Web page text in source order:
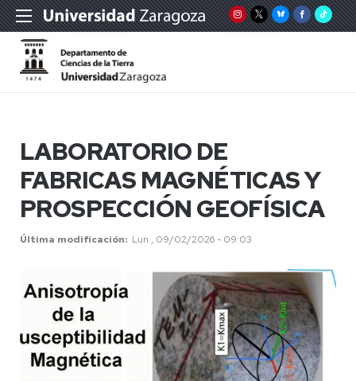
LABORATORIO DE
FABRICAS MAGNÉTICAS Y
PROSPECCIÓN GEOFÍSICA
Última modificación Lun , 09/02/2026 - 09:03